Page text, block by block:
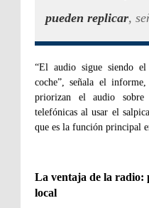
pueden replicar,
“El audio sigue siendo
coche”, señala el informe,
priorizan el audio sobre
telefónicas al usar el
que es la función principal
La ventaja de la radio:
local